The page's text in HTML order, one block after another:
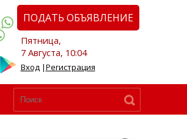
ПОДАТЬ ОБЪЯВЛЕНИЕ
Пятница,
7 Августа, 10:04
Вход|Регистрация